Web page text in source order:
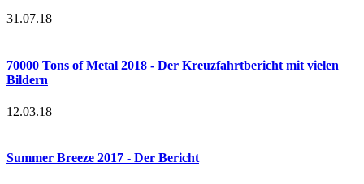
31.07.18
70000 Tons of Metal 2018 - Der Kreuzfahrtbericht mit vielen
Bildern
12.03.18
Summer Breeze 2017 - Der Bericht